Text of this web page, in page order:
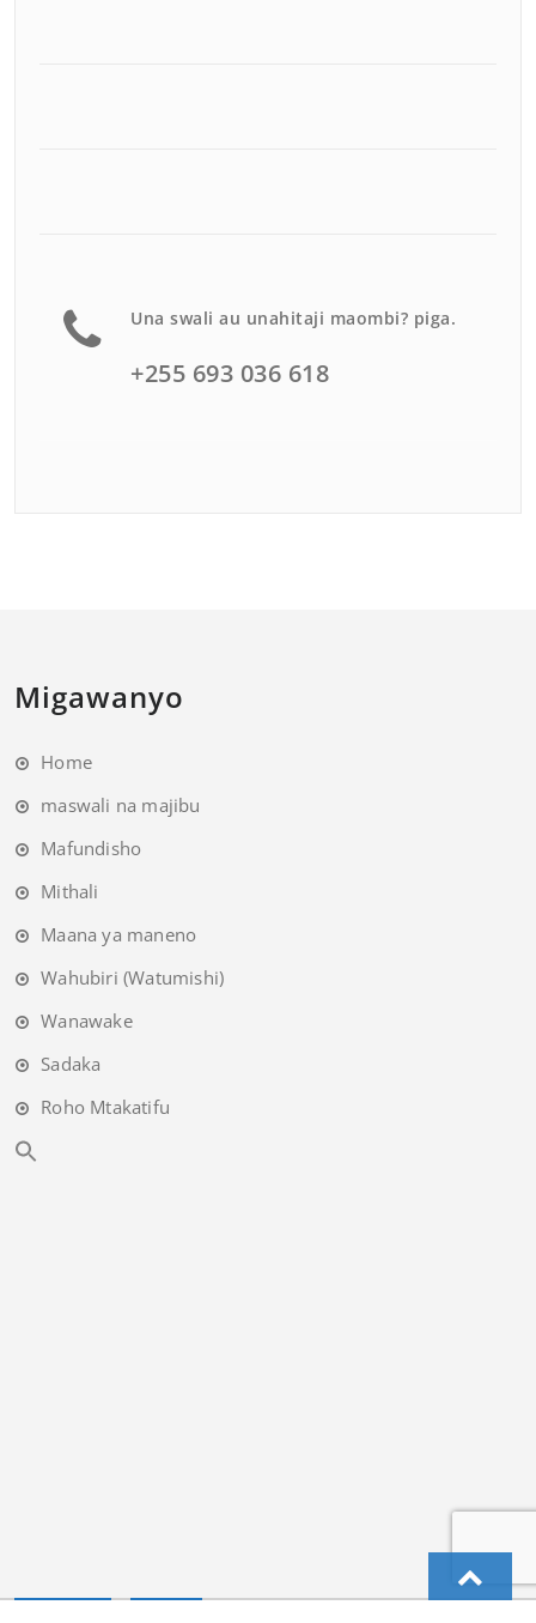
Una swali au unahitaji maombi? piga.
+255 693 036 618
Migawanyo
Home
maswali na majibu
Mafundisho
Mithali
Maana ya maneno
Wahubiri (Watumishi)
Wanawake
Sadaka
Roho Mtakatifu